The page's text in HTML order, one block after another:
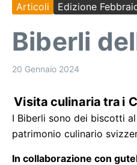
Articoli Edizione
Biberli
20 Gennaio 2024
Visita culinaria tra i
I Biberli sono dei biscotti
patrimonio culinario
In collaborazione con